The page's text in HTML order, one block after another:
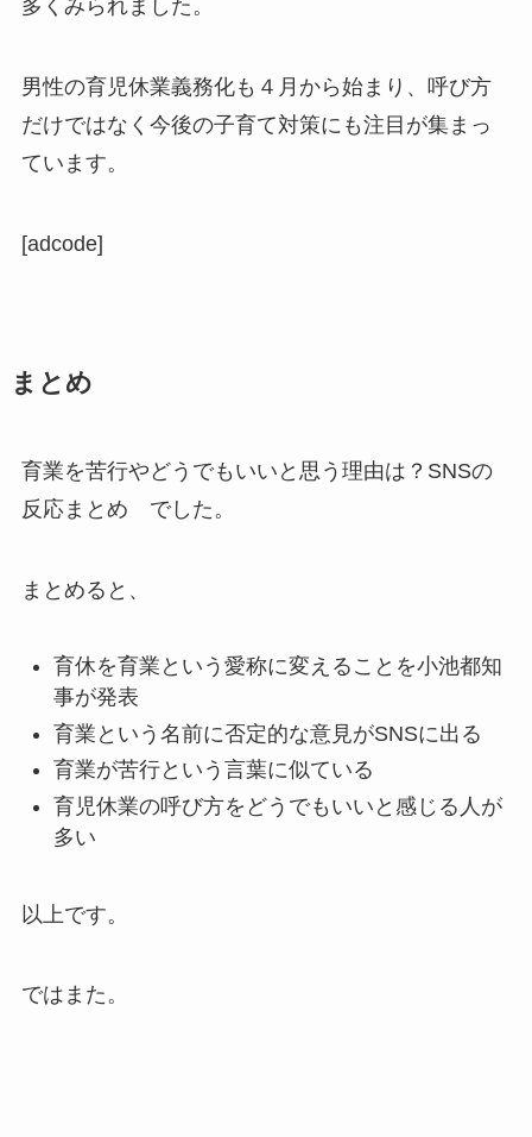
多くみられました。
男性の育児休業義務化も４月から始まり、呼び方
だけではなく今後の子育て対策にも注目が集まっ
ています。
[adcode]
まとめ
育業を苦行やどうでもいいと思う理由は？SNSの
反応まとめ でした。
まとめると、
育休を育業という愛称に変えることを小池都知
事が発表
育業という名前に否定的な意見がSNSに出る
育業が苦行という言葉に似ている
育児休業の呼び方をどうでもいいと感じる人が
多い
以上です。
ではまた。